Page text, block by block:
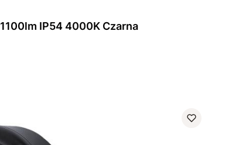
Lampa zewnętrzna LED 15W 1100lm IP54 4000K Czarna